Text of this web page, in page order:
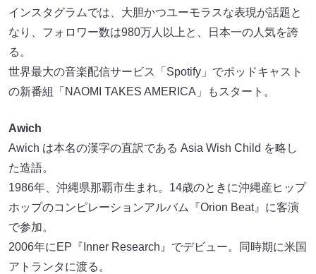
インスタグラムでは、⼤胆かつユーモラスな表現が話題と
なり、フォロワー数は980万⼈以上と、⽇本⼀の⼈気を誇
る。
世界最⼤の⾳楽配信サービス「Spotify」でポッドキャスト
の新番組「NAOMI TAKES AMERICA」もスタート。
Awich
Awich は本名の漢字の直訳である Asia Wish Child を略し
た造語。
1986年、沖縄県那覇市⽣まれ。14歳のときに沖縄産ヒップ
ホップのコンピレーションアルバム『Orion Beat』に客演
で参加。
2006年にEP『Inner Research』でデビュー。同時期に⽶国
アトランタに渡る。